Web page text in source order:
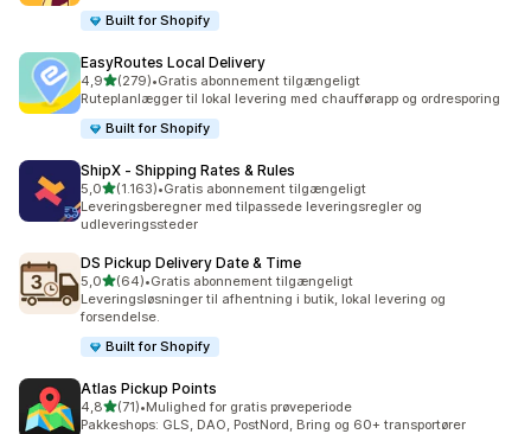
Built for Shopify
EasyRoutes Local Delivery
4,9ud af 5 stjerner
(279)
279 anmeldelser i alt
•Gratis abonnement tilgængeligt
Ruteplanlægger til lokal levering med chaufførapp og ordresporing
Built for Shopify
ShipX ‑ Shipping Rates & Rules
5,0ud af 5 stjerner
(1.163)
1163 anmeldelser i alt
•Gratis abonnement tilgængeligt
Leveringsberegner med tilpassede leveringsregler og
udleveringssteder
DS Pickup Delivery Date & Time
5,0ud af 5 stjerner
(64)
64 anmeldelser i alt
•Gratis abonnement tilgængeligt
Leveringsløsninger til afhentning i butik, lokal levering og
forsendelse.
Built for Shopify
Atlas Pickup Points
4,8ud af 5 stjerner
(71)
71 anmeldelser i alt
•Mulighed for gratis prøveperiode
Pakkeshops: GLS, DAO, PostNord, Bring og 60+ transportører